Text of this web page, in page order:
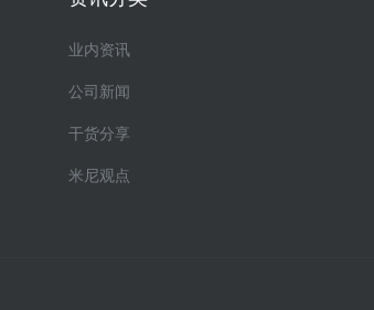
业内资讯
公司新闻
干货分享
米尼观点